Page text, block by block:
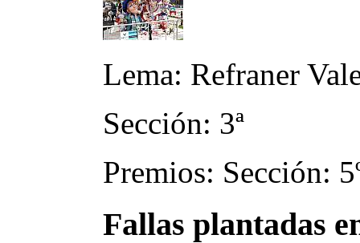
Lema: Refraner
Sección: 3ª
Premios: Sección:
Fallas plantadas